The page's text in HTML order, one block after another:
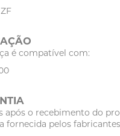
ZF
é compatível com:
após o recebimento do
fornecida pelos